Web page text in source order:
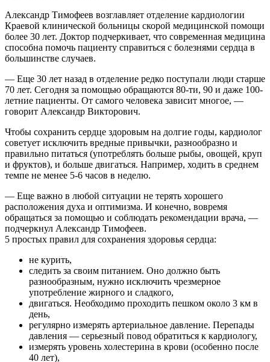
Александр Тимофеев возглавляет отделение кардиологии
Краевой клинической больницы скорой медицинской помощи
более 30 лет. Доктор подчеркивает, что современная медицина
способна помочь пациенту справиться с болезнями сердца в
большинстве случаев.
— Еще 30 лет назад в отделение редко поступали люди старше
70 лет. Сегодня за помощью обращаются 80-ти, 90 и даже 100-
летние пациенты. От самого человека зависит многое, —
говорит Александр Викторович.
Чтобы сохранить сердце здоровым на долгие годы, кардиолог
советует исключить вредные привычки, разнообразно и
правильно питаться (употреблять больше рыбы, овощей, круп
и фруктов), и больше двигаться. Например, ходить в среднем
темпе не менее 5-6 часов в неделю.
— Еще важно в любой ситуации не терять хорошего
расположения духа и оптимизма. И конечно, вовремя
обращаться за помощью и соблюдать рекомендации врача, —
подчеркнул Александр Тимофеев.
5 простых правил для сохранения здоровья сердца:
не курить,
следить за своим питанием. Оно должно быть
разнообразным, нужно исключить чрезмерное
употребление жирного и сладкого,
двигаться. Необходимо проходить пешком около 3 км в
день,
регулярно измерять артериальное давление. Перепады
давления — серьезный повод обратиться к кардиологу,
измерять уровень холестерина в крови (особенно после
40 лет),